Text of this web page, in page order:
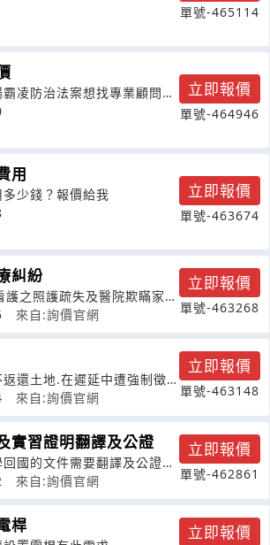
單號-465114
凌防治法案想找專業顧問老
法案的活動希望讓
立即報價
單號-464946
用
少錢？報價給我
立即報價
單號-463674
糾紛
之照護疏失及醫院欺瞞家屬
來自:詢價官網
立即報價
單號-463268
還土地.在遲延中遭強制徵
得逕向徵收單位
來自:詢價官網
立即報價
單號-463148
實習證明翻譯及公證
國的文件需要翻譯及公證，
文，不知道是否還
來自:詢價官網
立即報價
單號-462861
桿 立即報價